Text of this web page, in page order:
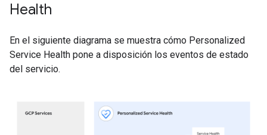
Health
En el siguiente diagrama se muestra cómo Personalized
Service Health pone a disposición los eventos de estado
del servicio.